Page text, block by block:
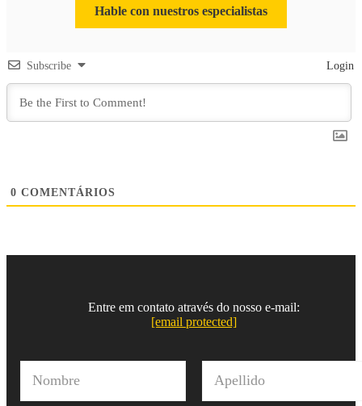
Hable con nuestros especialistas
Subscribe Login
0 COMENTÁRIOS
Entre em contato através do nosso e-mail:
[email protected]
m